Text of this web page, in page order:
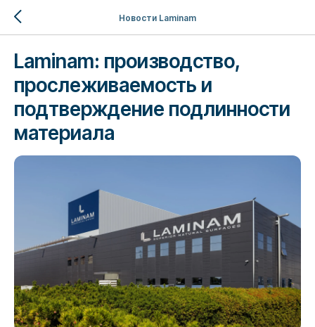
Новости Laminam
Laminam: производство,
прослеживаемость и
подтверждение подлинности
материала